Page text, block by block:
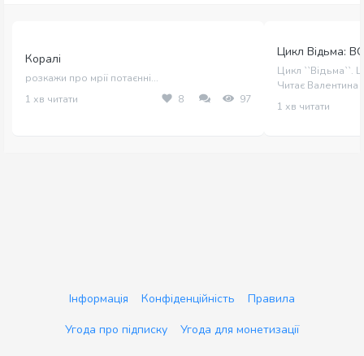
Коралі
розкажи про мрії потаєнні...
1 хв читати
8 97
Цикл Відьма:
Цикл ``Відьма``.
Читає
1 хв читати
Інформація Конфіденційність
Правила
Угода про підписку
Угода для монетизації